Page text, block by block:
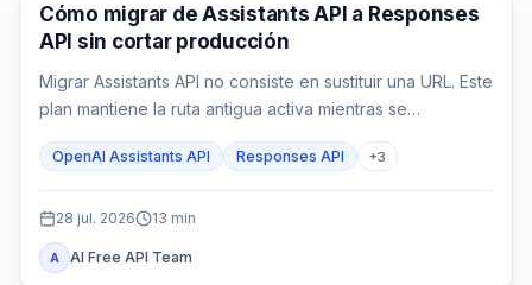
Guía de API
Cómo migrar de Assistants API a Responses
API sin cortar producción
Migrar Assistants API no consiste en sustituir una URL. Este
plan mantiene la ruta antigua activa mientras se
reconstruyen configuración, estado, funciones, File
Search y controles de producción en Responses API.
OpenAI Assistants API Responses API +3
28 jul. 2026 13 min
A AI Free API Team